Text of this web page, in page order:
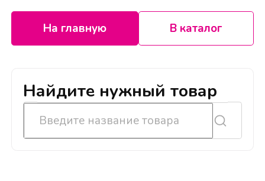
На главную В каталог
Найдите нужный товар